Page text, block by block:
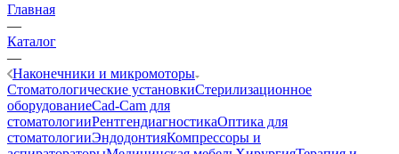
Главная
—
Каталог
—
Наконечники и микромоторы
Стоматологические установкиСтерилизационное
оборудованиеCad-Cam для
стоматологииРентгендиагностикаОптика для
стоматологииЭндодонтияКомпрессоры и